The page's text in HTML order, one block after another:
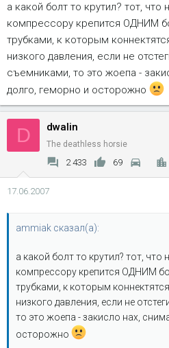
а какой болт то крутил? тот,
компрессору крепится ОДНИМ
трубками, к которым
низкого давления, если не
съемниками, то это жоепа -
долго, геморно и осторожно
D dwalin
The deathless horsie
2 433 69
17.06.2007
ammiak сказал(а):
а какой болт то крутил? тот, что
компрессору крепится ОДНИМ
трубками, к которым
низкого давления, если не
то это жоепа - закисло нах,
осторожно